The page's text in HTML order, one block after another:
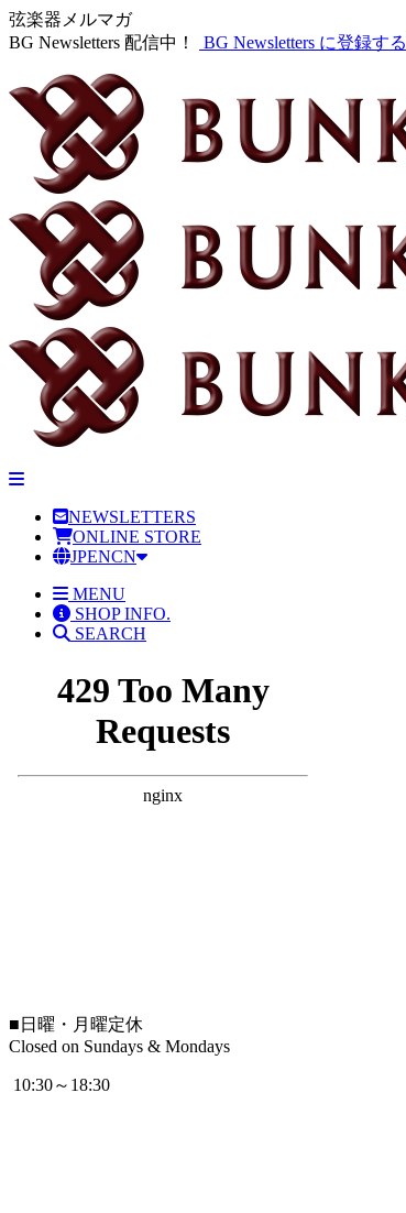
弦楽器メルマガ
BG Newsletters 配信中！
BG Newsletters に登録する
NEWSLETTERS
ONLINE STORE
JPENCN
MENU
SHOP INFO.
SEARCH
■ 日曜・月曜定休
Closed on Sundays & Mondays
10:30～18:30